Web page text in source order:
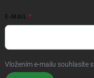
E-MAIL
Vložením e-mailu souhlasíte s